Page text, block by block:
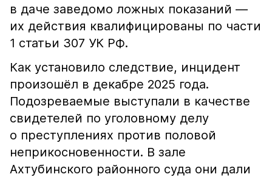
в даче заведомо ложных показаний —
их действия квалифицированы по части
1 статьи 307 УК РФ.
Как установило следствие, инцидент
произошёл в декабре 2025 года.
Подозреваемые выступали в качестве
свидетелей по уголовному делу
о преступлениях против половой
неприкосновенности. В зале
Ахтубинского районного суда они дали